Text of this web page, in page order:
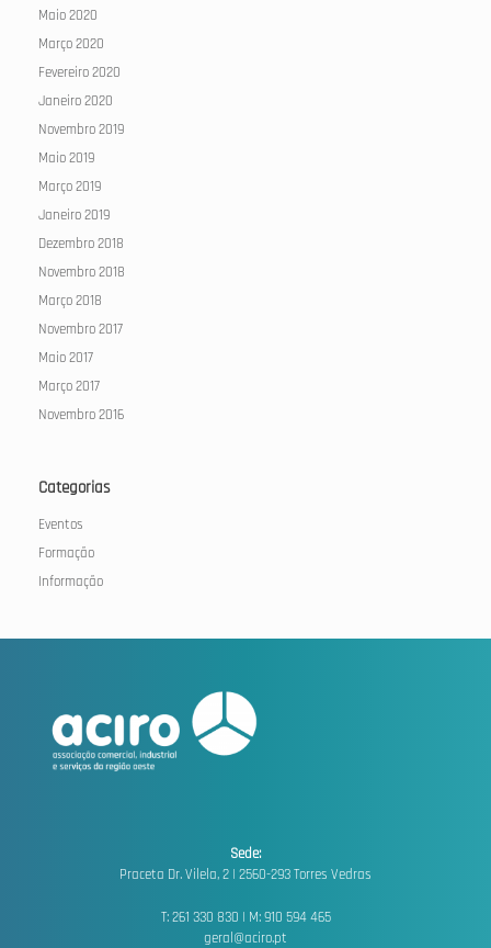
Maio 2020
Março 2020
Fevereiro 2020
Janeiro 2020
Novembro 2019
Maio 2019
Março 2019
Janeiro 2019
Dezembro 2018
Novembro 2018
Março 2018
Novembro 2017
Maio 2017
Março 2017
Novembro 2016
Categorias
Eventos
Formação
Informação
Sede:
Praceta Dr. Vilela, 2 | 2560-293 Torres Vedras
T: 261 330 830 | M: 910 594 465
geral@aciro.pt